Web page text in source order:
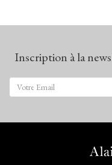
Inscription à la